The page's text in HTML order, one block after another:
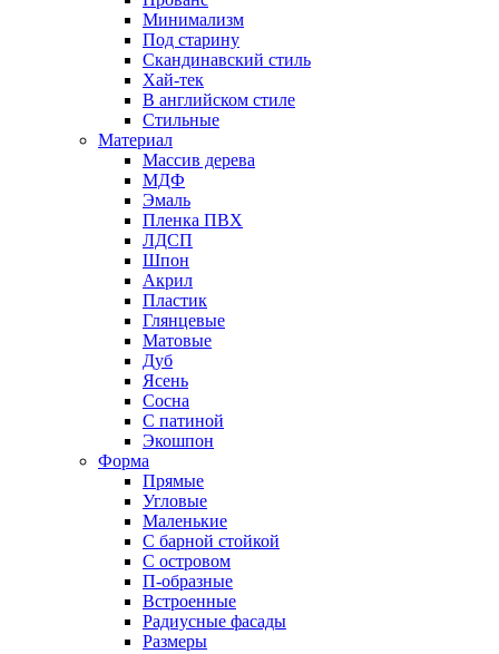
Минимализм
Под старину
Скандинавский стиль
Хай-тек
В английском стиле
Стильные
Материал
Массив дерева
МДФ
Эмаль
Пленка ПВХ
ЛДСП
Шпон
Акрил
Пластик
Глянцевые
Матовые
Дуб
Ясень
Сосна
С патиной
Экошпон
Форма
Прямые
Угловые
Маленькие
С барной стойкой
С островом
П-образные
Встроенные
Радиусные фасады
Размеры